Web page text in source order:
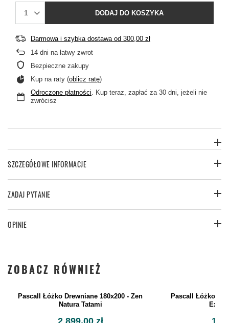
DODAJ DO KOSZYKA
Darmowa i szybka dostawaod 300,00 zł
14 dni na łatwy zwrot
Bezpieczne zakupy
Kup na raty (oblicz ratę)
Odroczone płatności. Kup teraz, zapłać za 30 dni, jeżeli nie
zwrócisz
SZCZEGÓŁOWE INFORMACJE
ZADAJ PYTANIE
OPINIE
ZOBACZ RÓWNIEŻ
Pascall Łóżko